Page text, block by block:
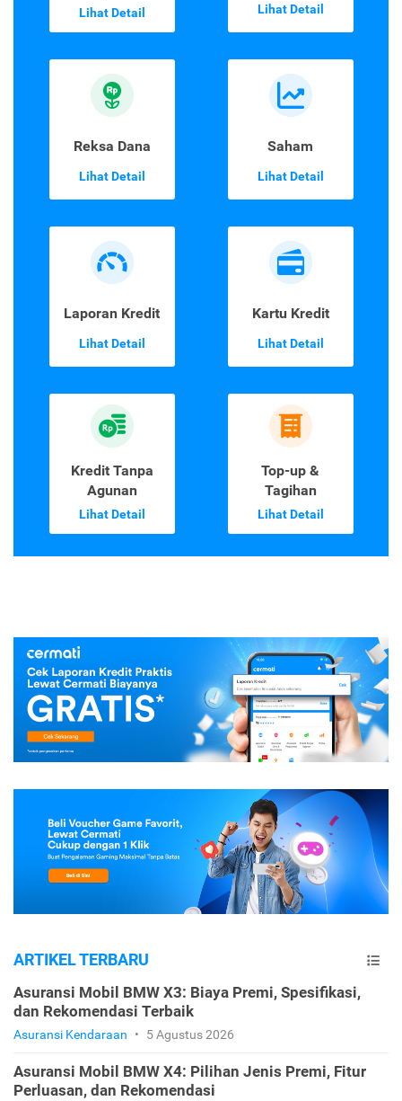
Lihat Detail Lihat Detail
Reksa Dana
Lihat Detail
Saham
Lihat Detail
Laporan Kredit
Lihat Detail
Kartu Kredit
Lihat Detail
Kredit Tanpa
Agunan
Lihat Detail
Top-up &
Tagihan
Lihat Detail
ARTIKEL TERBARU
Asuransi Mobil BMW X3: Biaya Premi, Spesifikasi,
dan Rekomendasi Terbaik
Asuransi Kendaraan • 5 Agustus 2026
Asuransi Mobil BMW X4: Pilihan Jenis Premi, Fitur
Perluasan, dan Rekomendasi